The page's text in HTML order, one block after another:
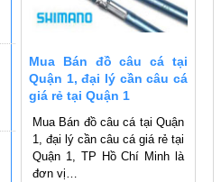
Mua Bán đồ câu cá tại
Quận 1, đại lý cần câu cá
giá rẻ tại Quận 1
Mua Bán đồ câu cá tại Quận
1, đại lý cần câu cá giá rẻ tại
Quận 1, TP Hồ Chí Minh là
đơn vị…